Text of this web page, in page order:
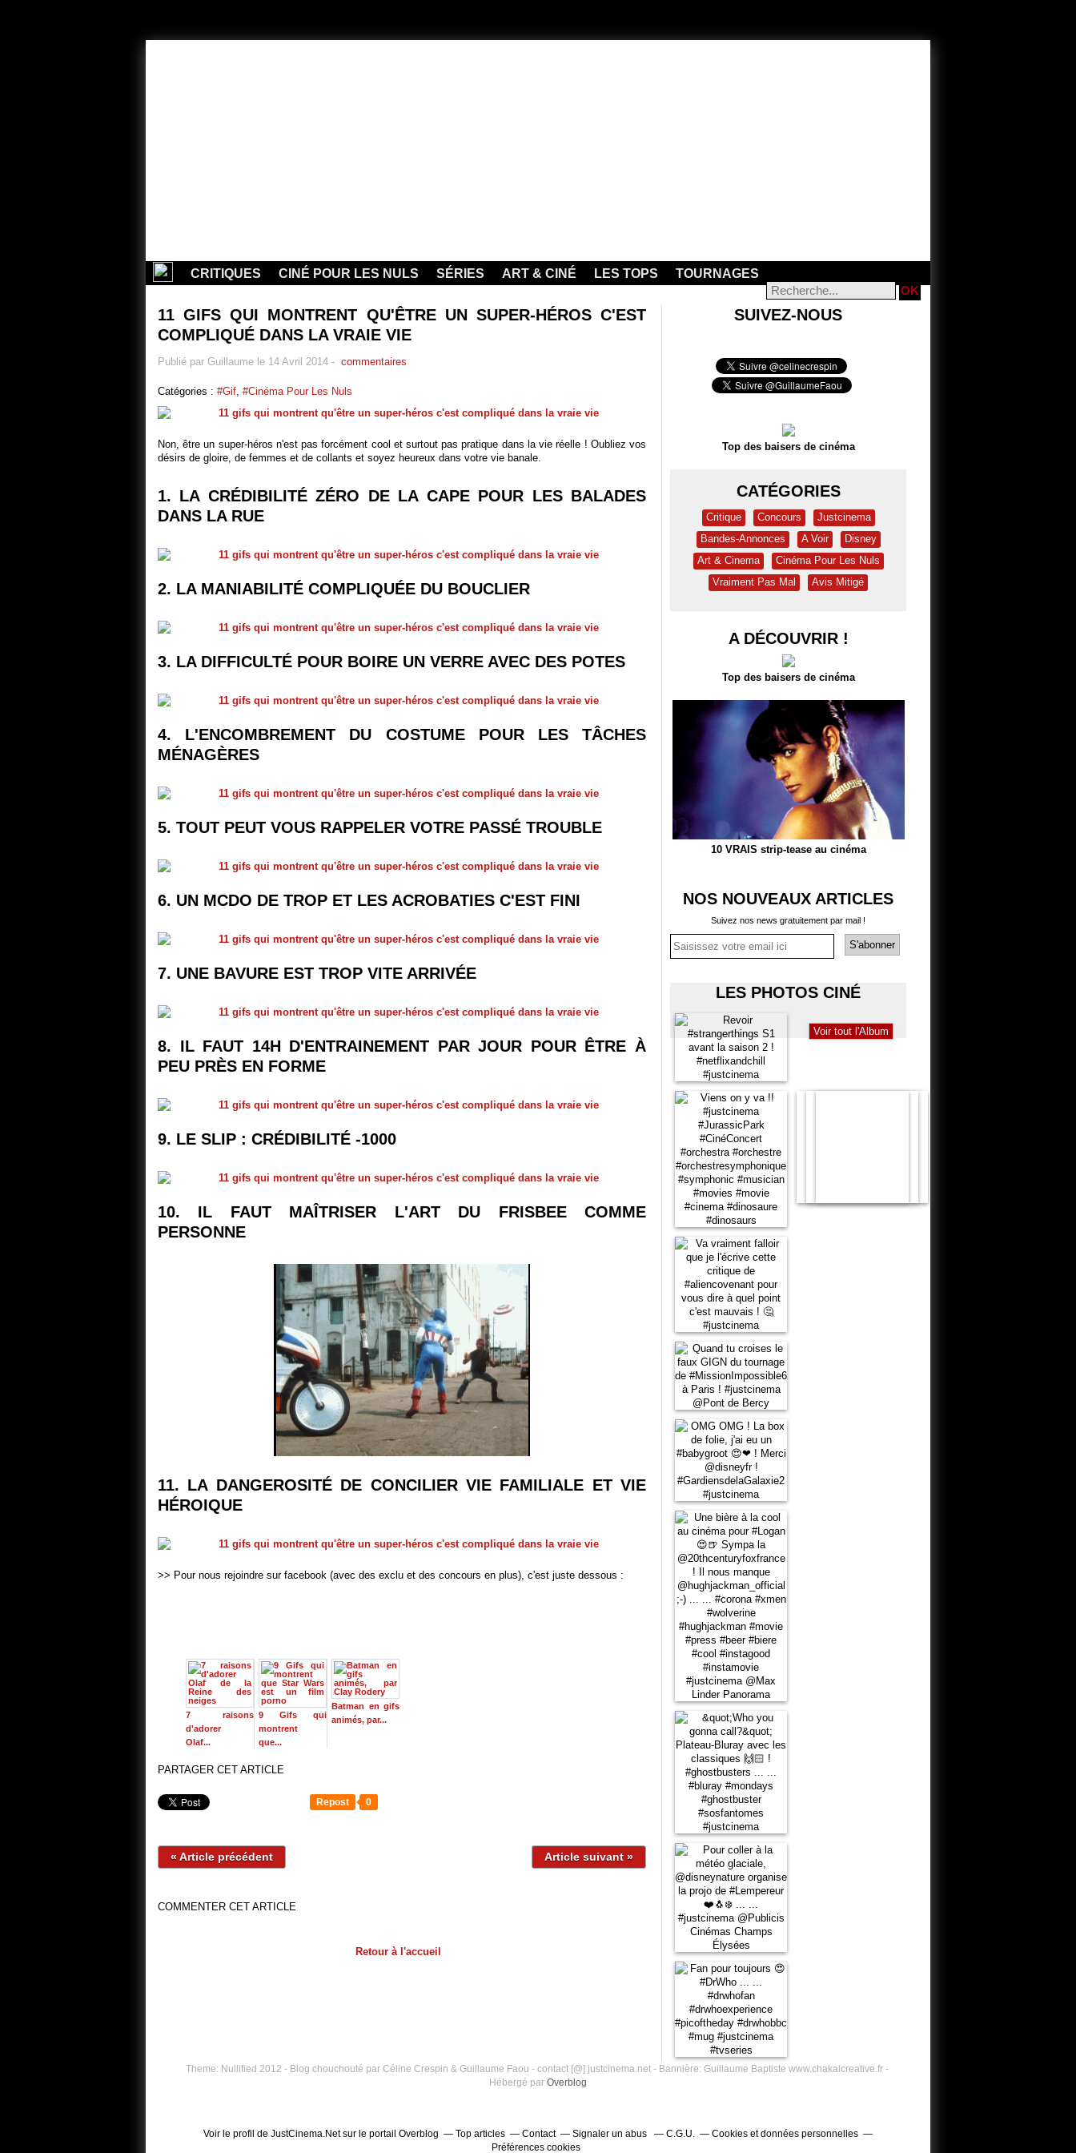
CRITIQUES CINÉ POUR LES NULS SÉRIES ART & CINÉ LES TOPS TOURNAGES
11 GIFS QUI MONTRENT QU'ÊTRE UN SUPER-HÉROS C'EST
COMPLIQUÉ DANS LA VRAIE VIE
Publié par Guillaume le 14 Avril 2014 - commentaires
Catégories : #Gif #Cinéma Pour Les Nuls
Non, être un super-héros n'est pas forcément cool et surtout pas pratique dans la vie réelle ! Oubliez vos
désirs de gloire, de femmes et de collants et soyez heureux dans votre vie banale.
1. LA CRÉDIBILITÉ ZÉRO DE LA CAPE POUR LES BALADES
DANS LA RUE
2. LA MANIABILITÉ COMPLIQUÉE DU BOUCLIER
3. LA DIFFICULTÉ POUR BOIRE UN VERRE AVEC DES POTES
4. L'ENCOMBREMENT DU COSTUME POUR LES TÂCHES
MÉNAGÈRES
5. TOUT PEUT VOUS RAPPELER VOTRE PASSÉ TROUBLE
6. UN MCDO DE TROP ET LES ACROBATIES C'EST FINI
7. UNE BAVURE EST TROP VITE ARRIVÉE
8. IL FAUT 14H D'ENTRAINEMENT PAR JOUR POUR ÊTRE À
PEU PRÈS EN FORME
9. LE SLIP : CRÉDIBILITÉ -1000
10. IL FAUT MAÎTRISER L'ART DU FRISBEE COMME
PERSONNE
11. LA DANGEROSITÉ DE CONCILIER VIE FAMILIALE ET VIE
HÉROIQUE
>> Pour nous rejoindre sur facebook (avec des exclu et des concours en plus), c'est juste dessous :
7 raisons
d'adorer
Olaf...
9 Gifs qui
montrent
que...
Batman en gifs
animés, par...
PARTAGER CET ARTICLE
Repost 0
« Article précédent Article suivant »
COMMENTER CET ARTICLE
Retour à l'accueil
SUIVEZ-NOUS
Top des baisers de cinéma
CATÉGORIES
Critique Concours
Justcinema
Bandes-Annonces
A Voir
Disney
Art & Cinema
Cinéma Pour Les Nuls
Vraiment Pas Mal
Avis Mitigé
A DÉCOUVRIR !
Top des baisers de cinéma
10 VRAIS strip-tease au cinéma
NOS NOUVEAUX ARTICLES
Suivez nos news gratuitement par mail !
LES PHOTOS CINÉ
Voir tout l'Album
Theme: Nullified 2012 - Blog chouchouté par Céline Crespin & Guillaume Faou - contact [@] justcinema.net - Bannière: Guillaume Baptiste www.chakalcreative.fr -
Hébergé par Overblog
Voir le profil de JustCinema.Netsur le portail Overblog Top articles Contact Signaler un abus C.G.U.
Cookies et données personnelles
Préférences cookies